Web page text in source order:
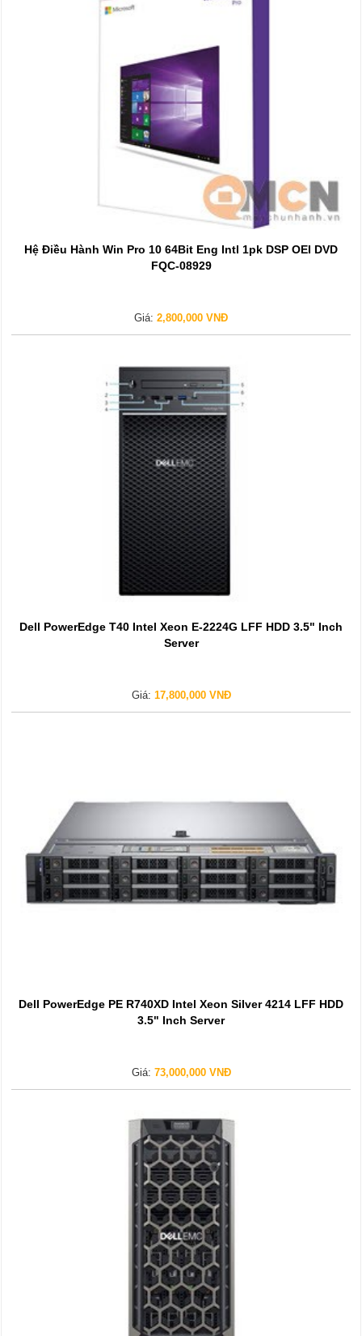
Hệ Điều Hành Win Pro 10 64Bit Eng Intl 1pk DSP OEI DVD
FQC-08929
Giá: 2,800,000 VNĐ
Dell PowerEdge T40 Intel Xeon E-2224G LFF HDD 3.5" Inch
Server
Giá: 17,800,000 VNĐ
Dell PowerEdge PE R740XD Intel Xeon Silver 4214 LFF HDD
3.5" Inch Server
Giá: 73,000,000 VNĐ